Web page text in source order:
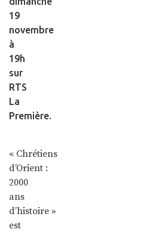
19
novembre
à
19h
sur
RTS
La
Première.
« Chrétiens
d’Orient :
2000
ans
d’histoire »
est